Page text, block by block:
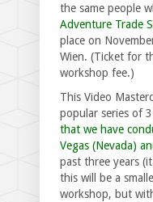
the same people
Adventure Trade
place on
Wien. (Ticket for
workshop fee.)
This Video
popular series of
that we have
Vegas (Nevada)
past three years
this will be a
workshop, but